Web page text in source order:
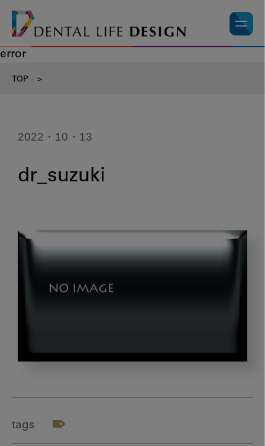
error
TOP >
2022・10・13
dr_suzuki
tags